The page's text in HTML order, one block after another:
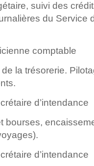
suivi des
du Service
comptable
la trésorerie.
d’intendance
bourses,
d’intendance